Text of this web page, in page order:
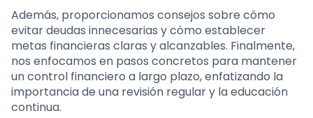
Además, proporcionamos consejos sobre cómo
evitar deudas innecesarias y cómo establecer
metas financieras claras y alcanzables. Finalmente,
nos enfocamos en pasos concretos para mantener
un control financiero a largo plazo, enfatizando la
importancia de una revisión regular y la educación
continua.